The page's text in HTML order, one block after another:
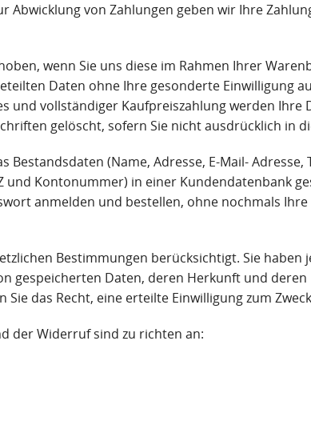
Abwicklung von Zahlungen geben wir Ihre
wenn Sie uns diese im Rahmen Ihrer
Daten ohne Ihre gesonderte Einwilligung
und vollständiger Kaufpreiszahlung werden
gelöscht, sofern Sie nicht ausdrücklich in
Bestandsdaten (Name, Adresse, E-Mail-
und Kontonummer) in einer Kundendatenbank
anmelden und bestellen, ohne nochmals
Bestimmungen berücksichtigt. Sie
gespeicherten Daten, deren Herkunft und deren
das Recht, eine erteilte Einwilligung zum
der Widerruf sind zu richten an: